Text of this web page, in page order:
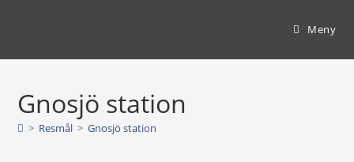
Meny
Gnosjö station
> Resmål > Gnosjö station